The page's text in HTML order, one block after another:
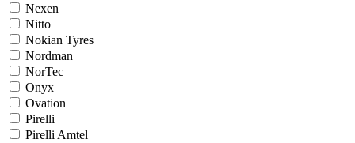
Nexen
Nitto
Nokian Tyres
Nordman
NorTec
Onyx
Ovation
Pirelli
Pirelli Amtel